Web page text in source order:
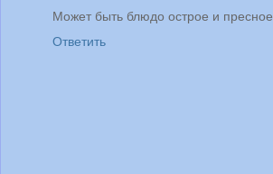
Может быть блюдо острое и пресное
Ответить